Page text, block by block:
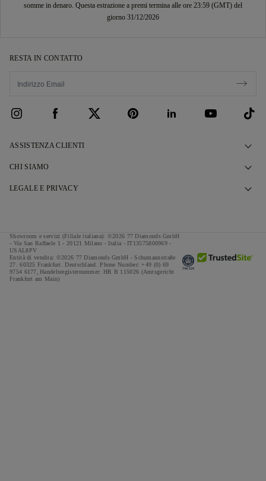
somme in denaro. Questa estrazione a premi termina alle ore 23:59 (GMT) del
giorno 31/12/2026
RESTA IN CONTATTO
ASSISTENZA CLIENTI
Contattaci
Termini & Condizioni Finanziamento
Calcolatore Tasse & Imposte
Offerte Speciali
CHI SIAMO
La Nostra Storia
Approvvigionamento Responsabile
Stampa
Premi
LEGALE E PRIVACY
Termini & Condizioni
Impressum
Showroom e servizi (Filiale italiana): ©2026 77 Diamonds GmbH
- Via San Raffaele 1 - 20121 Milano - Italia - IT13575800969 -
USAL8PV
Entità di vendita: ©2026 77 Diamonds GmbH - Schumannstraße
27. 60325 Frankfurt. Deutschland. Phone Number: +49 (0) 69
9754 6177,
Handelsregisternummer: HR B 115026 (Amtsgericht
Frankfurt am Main)